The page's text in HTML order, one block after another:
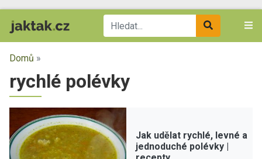
Domů »
rychlé polévky
Jak udělat rychlé, levné a
jednoduché polévky |